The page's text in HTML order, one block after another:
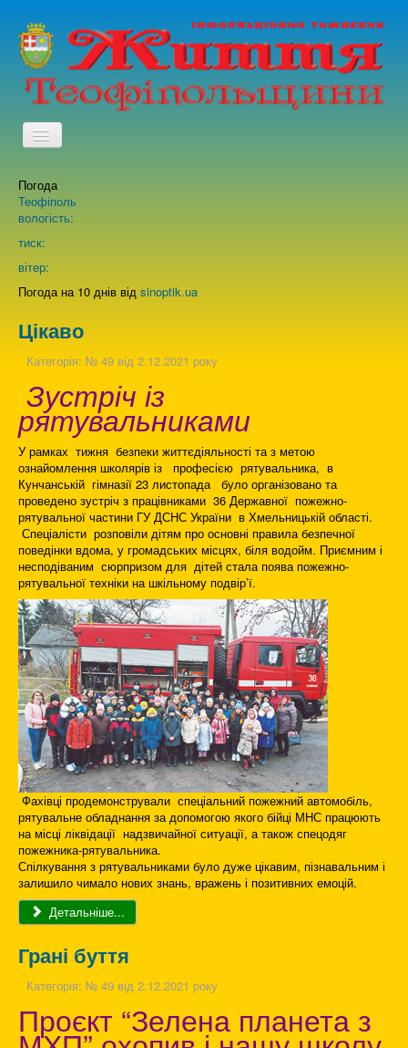
TPL_PROTOSTAR_TOGGLE_MENU
Про нас
Погода
Теофіполь
вологість:
тиск:
вітер:
Погода на 10 днів від sinoptik.ua
Цікаво
Категорія: № 49 від 2.12.2021 року
Зустріч із
рятувальниками
У рамках тижня безпеки життєдіяльності та з метою
ознайомлення школярів із професією рятувальника, в
Кунчанській гімназії 23 листопада було організовано та
проведено зустріч з працівниками 36 Державної пожежно-
рятувальної частини ГУ ДСНС України в Хмельницькій області.
Спеціалісти розповіли дітям про основні правила безпечної
поведінки вдома, у громадських місцях, біля водойм. Приємним і
несподіваним сюрпризом для дітей стала поява пожежно-
рятувальної техніки на шкільному подвір’ї.
Фахівці продемонстрували спеціальний пожежний автомобіль,
рятувальне обладнання за допомогою якого бійці МНС працюють
на місці ліквідації надзвичайної ситуації, а також спецодяг
пожежника-рятувальника.
Спілкування з рятувальниками було дуже цікавим, пізнавальним і
залишило чимало нових знань, вражень і позитивних емоцій.
Детальніше...
Грані буття
Категорія: № 49 від 2.12.2021 року
Проєкт “Зелена планета з